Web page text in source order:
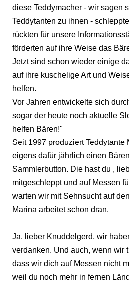
diese Teddymacher - wir sagen
Teddytanten zu ihnen -
rückten für unsere
förderten auf ihre Weise das
Jetzt sind schon wieder einige
auf ihre kuschelige Art und
helfen.
Vor Jahren entwickelte sich
sogar der heute noch aktuelle
helfen Bären!"
Seit 1997 produziert Teddytante
eigens dafür jährlich einen
Sammlerbutton. Die hast du ,
mitgeschleppt und auf Messen
warten wir mit Sehnsucht auf
Marina arbeitet schon dran.
Ja, lieber Knuddelgerd, wir
verdanken. Und auch, wenn wir
dass wir dich auf Messen nicht
weil du noch mehr in fernen